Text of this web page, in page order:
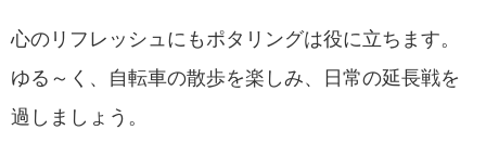
心のリフレッシュにもポタリングは役に立ちます。
ゆる～く、自転車の散歩を楽しみ、日常の延長戦を
過しましょう。